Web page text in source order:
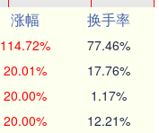
涨幅
换手率
114.72% 77.46%
20.01% 17.76%
20.00% 1.17%
20.00% 12.21%